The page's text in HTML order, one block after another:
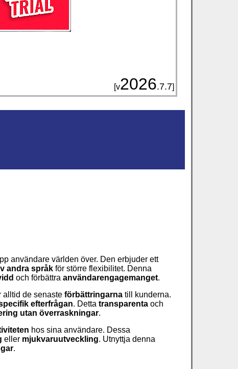
[v2026.7.7]
användare världen över. Den erbjuder ett
andra språk för större flexibilitet. Denna
och förbättra användarengagemanget.
alltid de senaste förbättringarna till kunderna.
efterfrågan. Detta transparenta och
utan överraskningar.
hos sina användare. Dessa
eller mjukvaruutveckling. Utnyttja denna
.